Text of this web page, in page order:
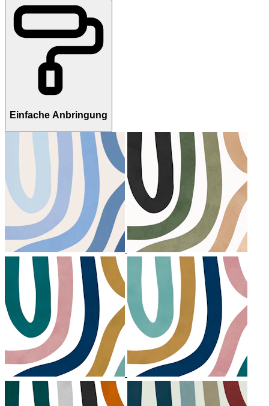
Einfache Anbringung